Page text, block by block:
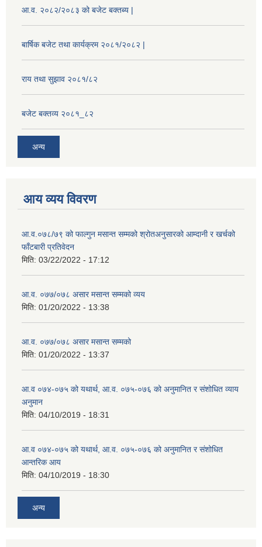
आ.व. २०८२/२०८३ को बजेट बक्तब्य |
बार्षिक बजेट तथा कार्यक्रम २०८१/२०८२ |
राय तथा सुझाव २०८१/८२
बजेट बक्तव्य २०८१_८२
अन्य
आय व्यय विवरण
आ.व.०७८/७९ को फाल्गुन मसान्त सम्मको श्रोतअनुसारको आम्दानी र खर्चको
फाँटबारी प्रतिवेदन
मिति: 03/22/2022 - 17:12
आ.व. ०७७/०७८ असार मसान्त सम्मको व्यय
मिति: 01/20/2022 - 13:38
आ.व. ०७७/०७८ असार मसान्त सम्मको
मिति: 01/20/2022 - 13:37
आ.व ०७४-०७५ को यथार्थ, आ.व. ०७५-०७६ को अनुमानित र संशोधित व्याय
अनुमान
मिति: 04/10/2019 - 18:31
आ.व ०७४-०७५ को यथार्थ, आ.व. ०७५-०७६ को अनुमानित र संशोधित
आन्तरिक आय
मिति: 04/10/2019 - 18:30
अन्य